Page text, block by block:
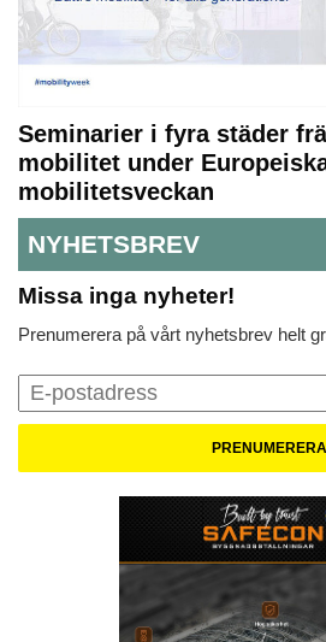
Seminarier i fyra städer
mobilitet under
mobilitetsveckan
NYHETSBREV
Missa inga nyheter!
Prenumerera på vårt nyhetsbrev helt